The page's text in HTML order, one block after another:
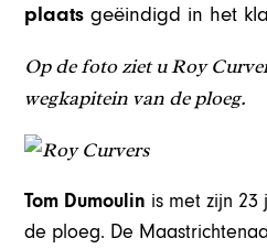
plaats geëindigd in het
Op de foto ziet u Roy
wegkapitein van de ploeg.
Tom Dumoulin is met zijn
de ploeg. De